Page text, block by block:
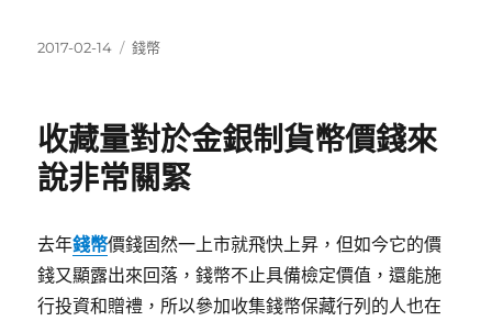
發
2017-02-14
分
錢幣
收藏量對於金銀制貨幣價錢來
說非常關緊
去年錢幣價錢固然一上市就飛快上昇，但如今它的價
錢又顯露出來回落，錢幣不止具備檢定價值，還能施
行投資和贈禮，所以參加收集錢幣保藏行列的人也在